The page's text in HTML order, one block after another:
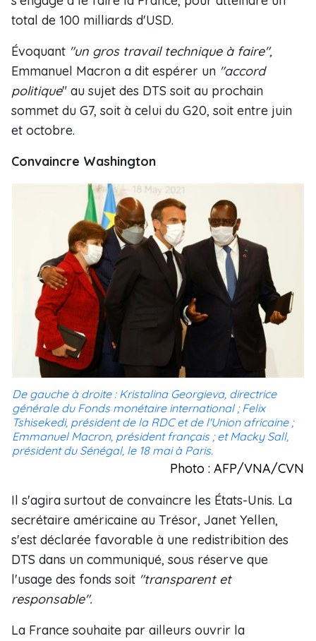
total de 100 milliards d'USD.
Évoquant "un gros travail technique à faire",
Emmanuel Macron a dit espérer un "accord
politique" au sujet des DTS soit au prochain
sommet du G7, soit à celui du G20, soit entre juin
et octobre.
Convaincre Washington
De gauche à droite : Kristalina Georgieva, directrice
générale du Fonds monétaire international ; Felix
Tshisekedi, président de la RDC et de l'Union africaine ;
Emmanuel Macron, président français ; et Macky Sall,
président du Sénégal, le 18 mai à Paris.
Photo : AFP/VNA/CVN
Il s'agira surtout de convaincre les États-Unis. La
secrétaire américaine au Trésor, Janet Yellen,
s'est déclarée favorable à une redistribition des
DTS dans un communiqué, sous réserve que
l'usage des fonds soit "transparent et
responsable".
La France souhaite par ailleurs ouvrir la